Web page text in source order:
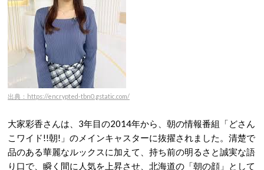
出典：https://encrypted-tbn0.gstatic.com/
大家彩香さんは、3年目の2014年から、朝の情報番組「どさん
こワイド!!朝!」のメインキャスターに抜擢されました。清楚で
品のある華麗なルックスに加えて、 持ち前の明るさと誠実な語
り口で、瞬く間に人気を上昇させ、北海道の「朝の顔」として